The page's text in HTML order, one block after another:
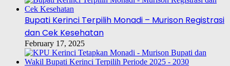
Bupati Kerinci Terpilih Monadi – Murison Registrasi
dan Cek Kesehatan
February 17, 2025